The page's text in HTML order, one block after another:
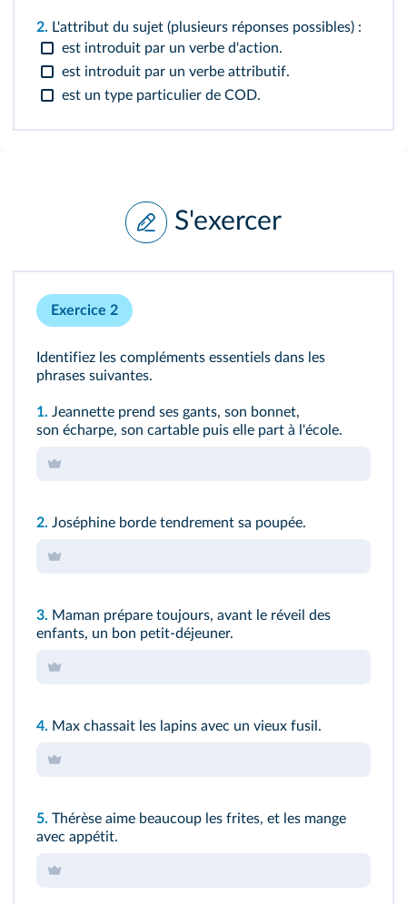
2. L'attribut du sujet (plusieurs réponses possibles) :
est introduit par un verbe d'action.
est introduit par un verbe attributif.
est un type particulier de COD.
S'exercer
Exercice 2
Identifiez les compléments essentiels dans les
phrases suivantes.
1. Jeannette prend ses gants, son bonnet,
son écharpe, son cartable puis elle part à l'école.
2. Joséphine borde tendrement sa poupée.
3. Maman prépare toujours, avant le réveil des
enfants, un bon petit-déjeuner.
4. Max chassait les lapins avec un vieux fusil.
5. Thérèse aime beaucoup les frites, et les mange
avec appétit.